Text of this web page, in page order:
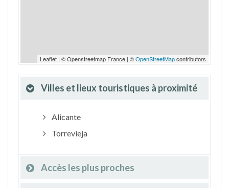
Leaflet | © Openstreetmap France | ©OpenStreetMapcontributors
Villes et lieux touristiques à proximité
Alicante
Torrevieja
Accès les plus proches